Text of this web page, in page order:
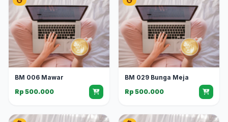
BM 006 Mawar
Rp 500.000
BM 029 Bunga Meja
Rp 500.000